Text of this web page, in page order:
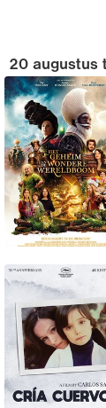
20 augustus